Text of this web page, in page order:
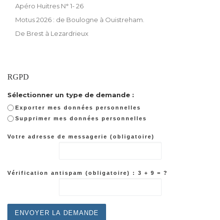
Apéro Huitres N° 1- 26
Motus 2026 : de Boulogne à Ouistreham.
De Brest à Lezardrieux
RGPD
Sélectionner un type de demande :
Exporter mes données personnelles
Supprimer mes données personnelles
Votre adresse de messagerie (obligatoire)
Vérification antispam (obligatoire) : 3 + 9 = ?